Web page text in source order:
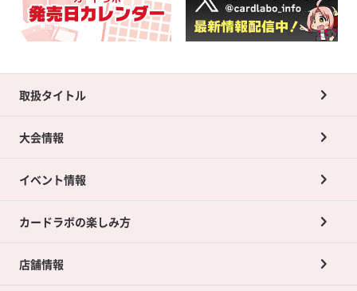
取扱タイトル
大会情報
イベント情報
カードラボの楽しみ方
店舗情報